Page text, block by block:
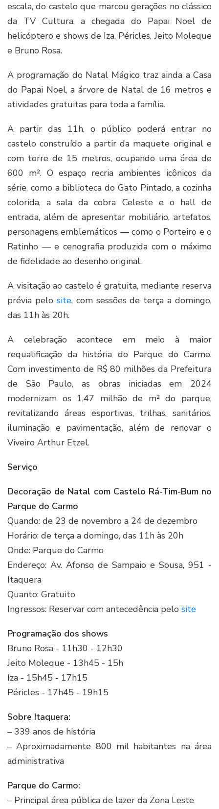
escala, do castelo que marcou gerações no clássico
da TV Cultura, a chegada do Papai Noel de
helicóptero e shows de Iza, Péricles, Jeito Moleque
e Bruno Rosa.
A programação do Natal Mágico traz ainda a Casa
do Papai Noel, a árvore de Natal de 16 metros e
atividades gratuitas para toda a família.
A partir das 11h, o público poderá entrar no
castelo construído a partir da maquete original e
com torre de 15 metros, ocupando uma área de
600 m². O espaço recria ambientes icônicos da
série, como a biblioteca do Gato Pintado, a cozinha
colorida, a sala da cobra Celeste e o hall de
entrada, além de apresentar mobiliário, artefatos,
personagens emblemáticos — como o Porteiro e o
Ratinho — e cenografia produzida com o máximo
de fidelidade ao desenho original.
A visitação ao castelo é gratuita, mediante reserva
prévia pelo site, com sessões de terça a domingo,
das 11h às 20h.
A celebração acontece em meio à maior
requalificação da história do Parque do Carmo.
Com investimento de R$ 80 milhões da Prefeitura
de São Paulo, as obras iniciadas em 2024
modernizam os 1,47 milhão de m² do parque,
revitalizando áreas esportivas, trilhas, sanitários,
iluminação e pavimentação, além de renovar o
Viveiro Arthur Etzel.
Serviço
Decoração de Natal com Castelo Rá-Tim-Bum no
Parque do Carmo
Quando: de 23 de novembro a 24 de dezembro
Horário: de terça a domingo, das 11h às 20h
Onde: Parque do Carmo
Endereço: Av. Afonso de Sampaio e Sousa, 951 -
Itaquera
Quanto: Gratuito
Ingressos: Reservar com antecedência pelo site
Programação dos shows
Bruno Rosa - 11h30 - 12h30
Jeito Moleque - 13h45 - 15h
Iza - 15h45 - 17h15
Péricles - 17h45 - 19h15
Sobre Itaquera:
– 339 anos de história
– Aproximadamente 800 mil habitantes na área
administrativa
Parque do Carmo:
– Principal área pública de lazer da Zona Leste